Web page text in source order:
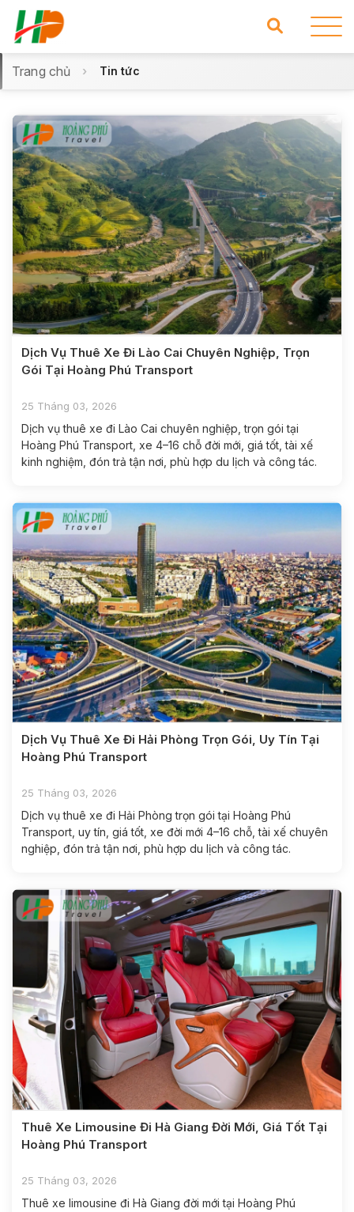
Trang chủ Tin tức
Dịch Vụ Thuê Xe Đi Lào Cai Chuyên Nghiệp, Trọn
Gói Tại Hoàng Phú Transport
25 Tháng 03, 2026
Dịch vụ thuê xe đi Lào Cai chuyên nghiệp, trọn gói tại
Hoàng Phú Transport, xe 4–16 chỗ đời mới, giá tốt, tài xế
kinh nghiệm, đón trả tận nơi, phù hợp du lịch và công tác.
Dịch Vụ Thuê Xe Đi Hải Phòng Trọn Gói, Uy Tín Tại
Hoàng Phú Transport
25 Tháng 03, 2026
Dịch vụ thuê xe đi Hải Phòng trọn gói tại Hoàng Phú
Transport, uy tín, giá tốt, xe đời mới 4–16 chỗ, tài xế chuyên
nghiệp, đón trả tận nơi, phù hợp du lịch và công tác.
Thuê Xe Limousine Đi Hà Giang Đời Mới, Giá Tốt Tại
Hoàng Phú Transport
25 Tháng 03, 2026
Thuê xe limousine đi Hà Giang đời mới tại Hoàng Phú